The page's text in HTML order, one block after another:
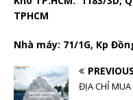
TPHCM
Nhà máy: 71/1G, Kp
PREVIOUS
ĐỊA CHỈ MUA